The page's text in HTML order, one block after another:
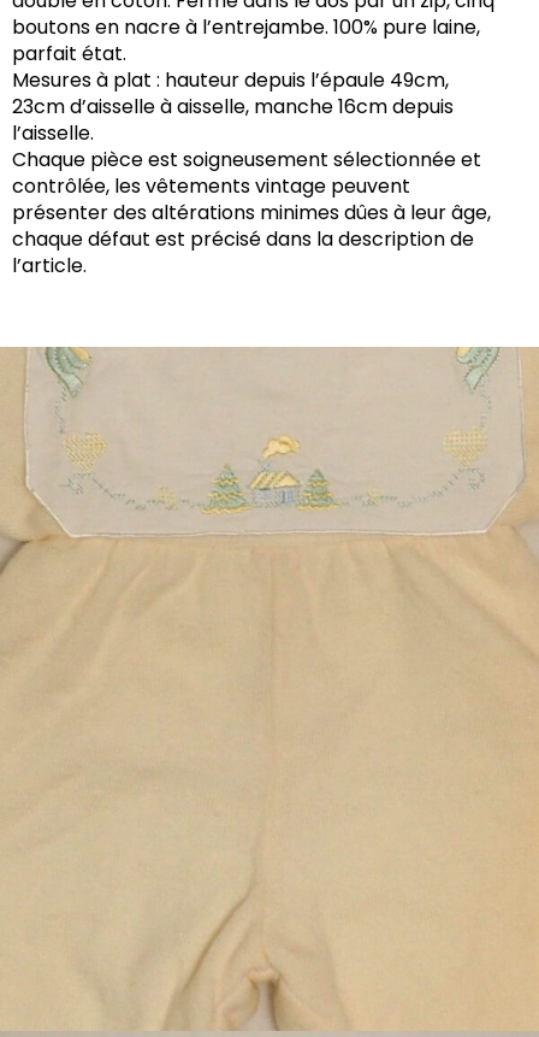
boutons en nacre à l’entrejambe. 100% pure laine,
parfait état.
Mesures à plat : hauteur depuis l’épaule 49cm,
23cm d’aisselle à aisselle, manche 16cm depuis
l’aisselle.
Chaque pièce est soigneusement sélectionnée et
contrôlée, les vêtements vintage peuvent
présenter des altérations minimes dûes à leur âge,
chaque défaut est précisé dans la description de
l’article.